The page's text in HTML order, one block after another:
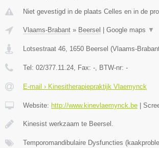
Niet gevestigd in de plaats Celles en in de
Vlaams-Brabant » Beersel Google maps ▼
Lotsestraat 46, 1650 Beersel (Vlaams-
Tel: 02/377.11.24, Fax: -, BTW-nr: -
E-mail › Kinesitherapiepraktijk Vlaemynck
Website: http://www.kinevlaemynck.be
Kinesist werkzaam te Beersel.
Temporomandibulaire Dysfuncties